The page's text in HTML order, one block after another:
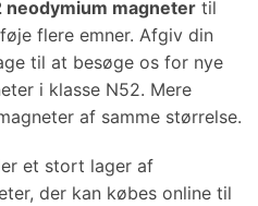
neodymium magneter til
flere emner. Afgiv din
til at besøge os for nye
i klasse N52. Mere
af samme størrelse.
et stort lager af
der kan købes online til